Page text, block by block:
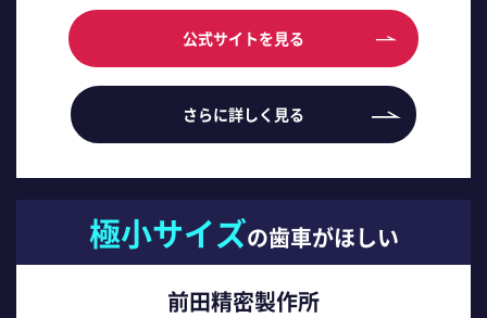
公式サイトを見る
さらに詳しく見る
極小サイズの歯車がほしい
前田精密製作所